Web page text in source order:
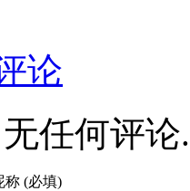
论
任何评论.
称 (必填)